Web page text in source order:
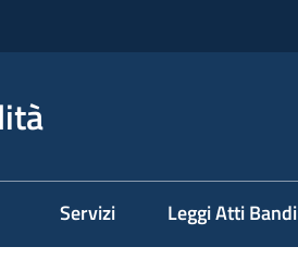
Servizi Leggi Atti Bandi